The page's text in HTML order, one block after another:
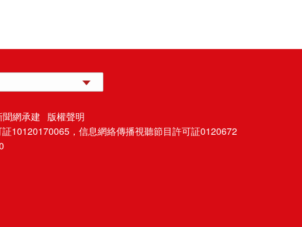
網承建 版權聲明
10120170065， 信息網絡傳播視聽節目許可証0120672